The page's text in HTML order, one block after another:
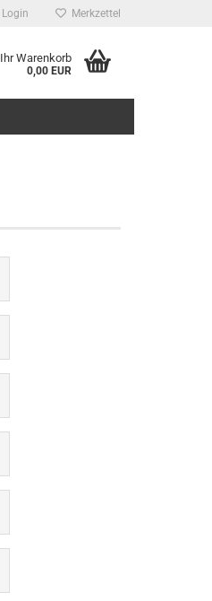
Login Merkzettel
Ihr Warenkorb
0,00 EUR